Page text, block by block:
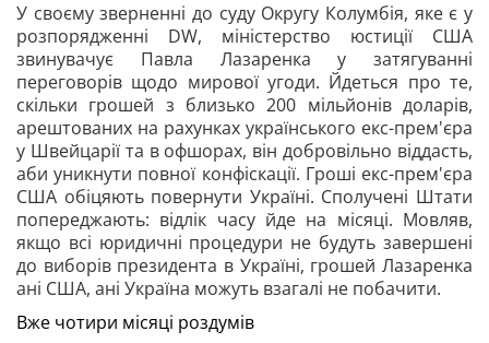
У своєму зверненні до суду Округу Колумбія, яке є у
розпорядженні DW, міністерство юстиції США
звинувачує Павла Лазаренка у затягуванні
переговорів щодо мирової угоди. Йдеться про те,
скільки грошей з близько 200 мільйонів доларів,
арештованих на рахунках українського екс-прем'єра
у Швейцарії та в офшорах, він добровільно віддасть,
аби уникнути повної конфіскації. Гроші екс-прем'єра
США обіцяють повернути Україні. Сполучені Штати
попереджають: відлік часу йде на місяці. Мовляв,
якщо всі юридичні процедури не будуть завершені
до виборів президента в Україні, грошей Лазаренка
ані США, ані Україна можуть взагалі не побачити.
Вже чотири місяці роздумів